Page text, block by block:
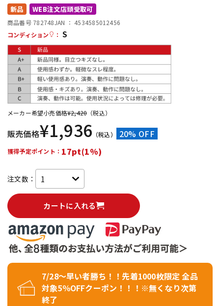
配信/ライブ機器
中古 ヴィンテージ
新品 WEB注文店頭受取可
商品番号 782748JAN ： 4534585012456
コンディション
： S
メーカー希望小売価格¥2,420 （税込）
販売価格¥1,936 （税込） 20% OFF
獲得予定ポイント： 17pt(1%)
注文数：
カートに入れる
7/28～早い者勝ち！！先着1000枚限定 全品
対象5％OFFクーポン！！！※無くなり次第
終了